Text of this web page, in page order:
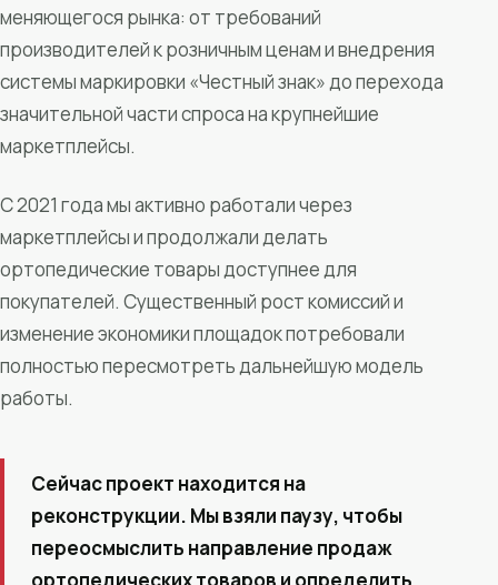
меняющегося рынка: от требований
производителей к розничным ценам и внедрения
системы маркировки «Честный знак» до перехода
значительной части спроса на крупнейшие
маркетплейсы.
С 2021 года мы активно работали через
маркетплейсы и продолжали делать
ортопедические товары доступнее для
покупателей. Существенный рост комиссий и
изменение экономики площадок потребовали
полностью пересмотреть дальнейшую модель
работы.
Сейчас проект находится на
реконструкции. Мы взяли паузу, чтобы
переосмыслить направление продаж